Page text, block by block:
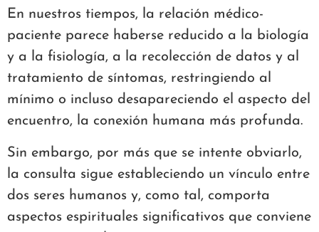
En nuestros tiempos, la relación médico-
paciente parece haberse reducido a la biología
y a la fisiología, a la recolección de datos y al
tratamiento de síntomas, restringiendo al
mínimo o incluso desapareciendo el aspecto del
encuentro, la conexión humana más profunda.
Sin embargo, por más que se intente obviarlo,
la consulta sigue estableciendo un vínculo entre
dos seres humanos y, como tal, comporta
aspectos espirituales significativos que conviene